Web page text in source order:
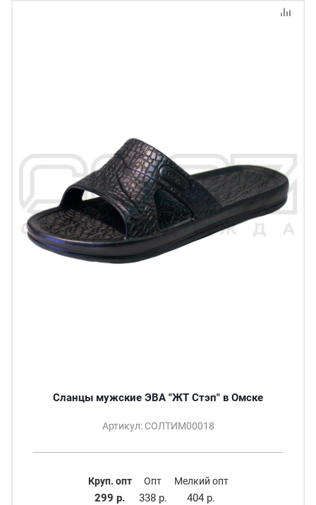
Сланцы мужские ЭВА "ЖТ Стэп" в Омске
Артикул: СОЛТИМ00018
Круп. опт
299 р.
Опт
338 р.
Мелкий опт
404 р.